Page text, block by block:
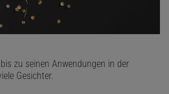
zu seinen Anwendungen in der
Gesichter.